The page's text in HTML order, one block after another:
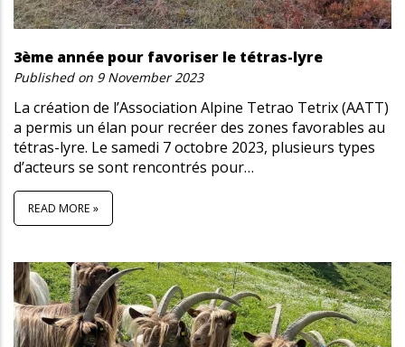
3ème année pour favoriser le tétras-lyre
Published on 9 November 2023
La création de l’Association Alpine Tetrao Tetrix (AATT)
a permis un élan pour recréer des zones favorables au
tétras-lyre. Le samedi 7 octobre 2023, plusieurs types
d’acteurs se sont rencontrés pour…
READ MORE »